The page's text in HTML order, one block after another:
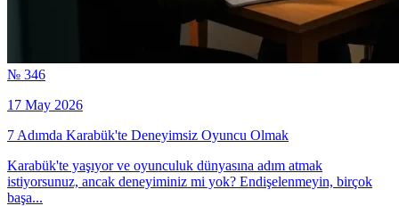
№ 346
17 May 2026
7 Adımda Karabük'te Deneyimsiz Oyuncu Olmak
Karabük'te yaşıyor ve oyunculuk dünyasına adım atmak
istiyorsunuz, ancak deneyiminiz mi yok? Endişelenmeyin, birçok
başa...